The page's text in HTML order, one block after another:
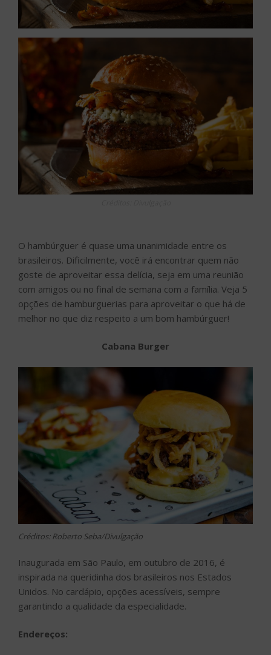
O hambúrguer é quase uma unanimidade entre os
brasileiros. Dificilmente, você irá encontrar quem não
goste de aproveitar essa delícia, seja em uma reunião
com amigos ou no final de semana com a família. Veja 5
opções de hamburguerias para aproveitar o que há de
melhor no que diz respeito a um bom hambúrguer!
Cabana Burger
Créditos: Roberto Seba/Divulgação
Inaugurada em São Paulo, em outubro de 2016, é
inspirada na queridinha dos brasileiros nos Estados
Unidos. No cardápio, opções acessíveis, sempre
garantindo a qualidade da especialidade.
Endereços: